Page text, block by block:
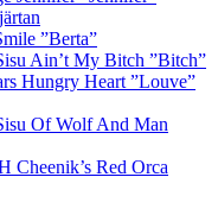
”Berta”
Ain’t My Bitch ”Bitch”
Hungry Heart ”Louve”
Of Wolf And Man
Cheenik’s Red Orca